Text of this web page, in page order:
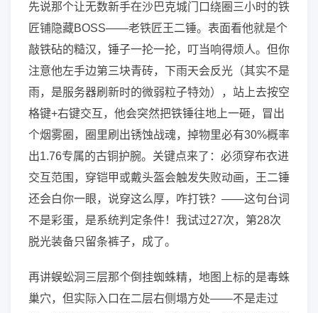
先说那个让无数新手在沙巴克城门口绕圈三小时的铁
匠铺隐藏BOSS——老铁匠王二锤。表面看他就是个
敲铁砧的糙汉，锤子一抡一抡，叮当响得烦人。但你
注意他左手边第三块青砖，下雨天会反光（其实不是
雨，是服务器刷新时的微弱粒子特効），站上去按空
格键+右键交互，他会突然把铁锤往地上一砸，冒出
个烟雾圈，圈里刷出锈蚀战魂，掉物里必有30%概率
出1.76专属的古铜护腕。关键点来了：必须穿布衣进
交互范围，穿铠甲或戴头盔会触发失败动画，王二锤
还会白你一眼，说穿这么厚，咋打铁？——这句台词
不是彩蛋，是系统判定条件！我试过27次，第28次
脱光装备只留条裤子，成了。
再讲蜈蚣洞三层那个倒挂蜘蛛精，地图上标的是毒蛛
巢穴，但实际入口在二层右侧塌方处——不是走过